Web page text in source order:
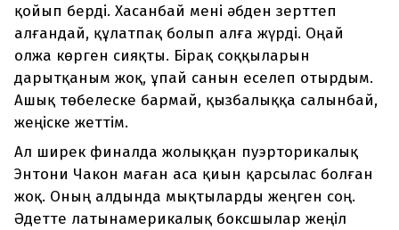
қойып берді. Хасанбай мені әбден зерттеп
алғандай, құлатпақ болып алға жүрді. Оңай
олжа көрген сияқты. Бірақ соққыларын
дарытқаным жоқ, ұпай санын еселеп отырдым.
Ашық төбелеске бармай, қызбалыққа салынбай,
жеңіске жеттім.
Ал ширек финалда жолыққан пуэрторикалық
Энтони Чакон маған аса қиын қарсылас болған
жоқ. Оның алдында мықтыларды жеңген соң.
Әдетте латынамерикалық боксшылар жеңіл